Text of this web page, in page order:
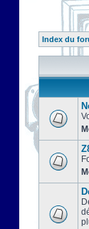
Index du